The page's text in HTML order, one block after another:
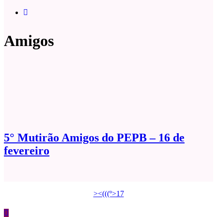
Amigos
5° Mutirão Amigos do PEPB – 16 de
fevereiro
><(((º>17